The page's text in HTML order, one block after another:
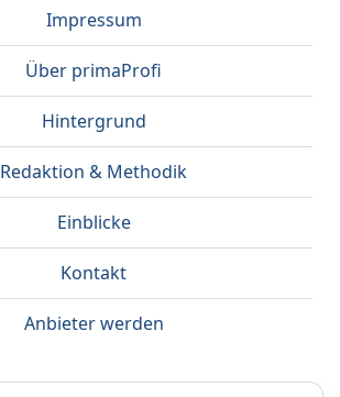
Impressum
Über primaProfi
Hintergrund
Redaktion & Methodik
Einblicke
Kontakt
Anbieter werden